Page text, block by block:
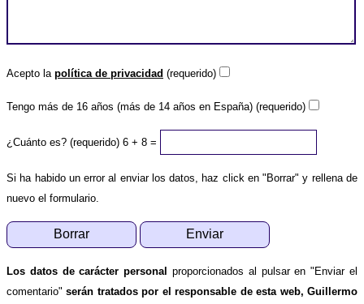
Acepto la política de privacidad (requerido)
Tengo más de 16 años (más de 14 años en España) (requerido)
¿Cuánto es? (requerido) 6 + 8 =
Si ha habido un error al enviar los datos, haz click en "Borrar" y rellena de
nuevo el formulario.
Los datos de carácter personal
proporcionados al pulsar en "Enviar el
comentario"serán tratados por el responsable de esta web, Guillermo